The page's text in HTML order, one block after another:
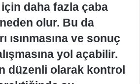
daha fazla çaba
olur. Bu da
ısınmasına ve sonuç
yol açabilir.
düzenli olarak kontrol